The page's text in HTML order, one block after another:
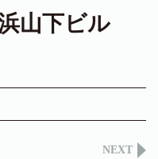
山下ビル
NEXT